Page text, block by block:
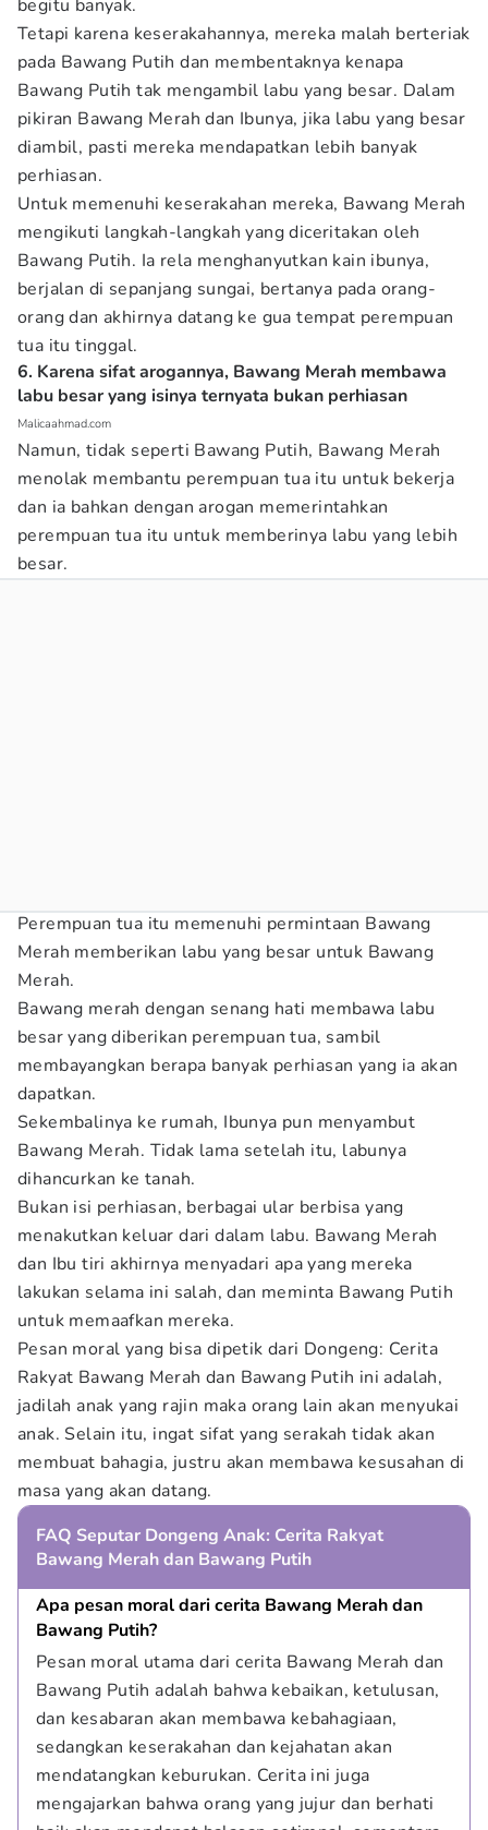
begitu banyak.
Tetapi karena keserakahannya, mereka malah berteriak
pada Bawang Putih dan membentaknya kenapa
Bawang Putih tak mengambil labu yang besar. Dalam
pikiran Bawang Merah dan Ibunya, jika labu yang besar
diambil, pasti mereka mendapatkan lebih banyak
perhiasan.
Untuk memenuhi keserakahan mereka, Bawang Merah
mengikuti langkah-langkah yang diceritakan oleh
Bawang Putih. Ia rela menghanyutkan kain ibunya,
berjalan di sepanjang sungai, bertanya pada orang-
orang dan akhirnya datang ke gua tempat perempuan
tua itu tinggal.
6. Karena sifat arogannya, Bawang Merah membawa
labu besar yang isinya ternyata bukan perhiasan
Malicaahmad.com
Namun, tidak seperti Bawang Putih, Bawang Merah
menolak membantu perempuan tua itu untuk bekerja
dan ia bahkan dengan arogan memerintahkan
perempuan tua itu untuk memberinya labu yang lebih
besar.
Perempuan tua itu memenuhi permintaan Bawang
Merah memberikan labu yang besar untuk Bawang
Merah.
Bawang merah dengan senang hati membawa labu
besar yang diberikan perempuan tua, sambil
membayangkan berapa banyak perhiasan yang ia akan
dapatkan.
Sekembalinya ke rumah, Ibunya pun menyambut
Bawang Merah. Tidak lama setelah itu, labunya
dihancurkan ke tanah.
Bukan isi perhiasan, berbagai ular berbisa yang
menakutkan keluar dari dalam labu. Bawang Merah
dan Ibu tiri akhirnya menyadari apa yang mereka
lakukan selama ini salah, dan meminta Bawang Putih
untuk memaafkan mereka.
Pesan moral yang bisa dipetik dari Dongeng: Cerita
Rakyat Bawang Merah dan Bawang Putih ini adalah,
jadilah anak yang rajin maka orang lain akan menyukai
anak. Selain itu, ingat sifat yang serakah tidak akan
membuat bahagia, justru akan membawa kesusahan di
masa yang akan datang.
FAQ Seputar Dongeng Anak: Cerita Rakyat
Bawang Merah dan Bawang Putih
Apa pesan moral dari cerita Bawang Merah dan
Bawang Putih?
Pesan moral utama dari cerita Bawang Merah dan
Bawang Putih adalah bahwa kebaikan, ketulusan,
dan kesabaran akan membawa kebahagiaan,
sedangkan keserakahan dan kejahatan akan
mendatangkan keburukan. Cerita ini juga
mengajarkan bahwa orang yang jujur dan berhati